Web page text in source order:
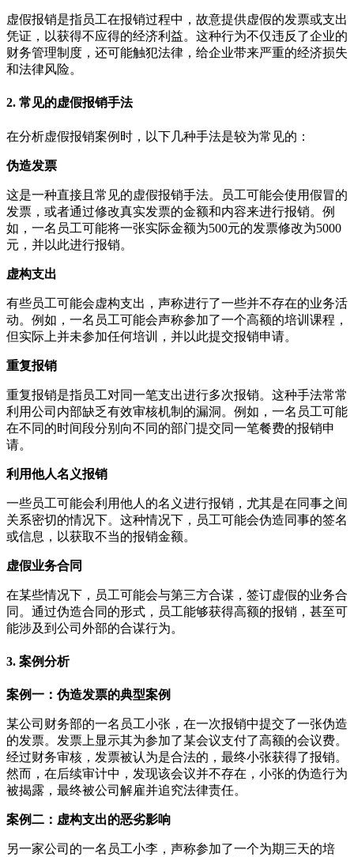
虚假报销是指员工在报销过程中，故意提供虚假的发票或支出
凭证，以获得不应得的经济利益。这种行为不仅违反了企业的
财务管理制度，还可能触犯法律，给企业带来严重的经济损失
和法律风险。
2. 常见的虚假报销手法
在分析虚假报销案例时，以下几种手法是较为常见的：
伪造发票
这是一种直接且常见的虚假报销手法。员工可能会使用假冒的
发票，或者通过修改真实发票的金额和内容来进行报销。例
如，一名员工可能将一张实际金额为500元的发票修改为5000
元，并以此进行报销。
虚构支出
有些员工可能会虚构支出，声称进行了一些并不存在的业务活
动。例如，一名员工可能会声称参加了一个高额的培训课程，
但实际上并未参加任何培训，并以此提交报销申请。
重复报销
重复报销是指员工对同一笔支出进行多次报销。这种手法常常
利用公司内部缺乏有效审核机制的漏洞。例如，一名员工可能
在不同的时间段分别向不同的部门提交同一笔餐费的报销申
请。
利用他人名义报销
一些员工可能会利用他人的名义进行报销，尤其是在同事之间
关系密切的情况下。这种情况下，员工可能会伪造同事的签名
或信息，以获取不当的报销金额。
虚假业务合同
在某些情况下，员工可能会与第三方合谋，签订虚假的业务合
同。通过伪造合同的形式，员工能够获得高额的报销，甚至可
能涉及到公司外部的合谋行为。
3. 案例分析
案例一：伪造发票的典型案例
某公司财务部的一名员工小张，在一次报销中提交了一张伪造
的发票。发票上显示其为参加了某会议支付了高额的会议费。
经过财务审核，发票被认为是合法的，最终小张获得了报销。
然而，在后续审计中，发现该会议并不存在，小张的伪造行为
被揭露，最终被公司解雇并追究法律责任。
案例二：虚构支出的恶劣影响
另一家公司的一名员工小李，声称参加了一个为期三天的培